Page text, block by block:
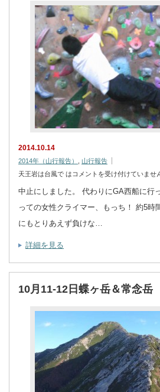
2014.10.14
2014年（山行報告）
山行報告
天王岩は台風で は コメントを受け付けていませ
中止にしました。 代わりにGA西船に行
っての女性クライマー、もっち！ 約5時
にもとりあえず負けな…
詳細を見る
10月11-12日蝶ヶ岳＆常念岳